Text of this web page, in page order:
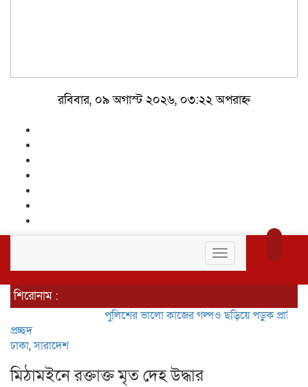
রবিবার, ০৯ অগাস্ট ২০২৬, ০৩:২২ অপরাহ্ন
Toggle
navigation
শিরোনাম :
পুলিশের ভালো কাজের গল্পও ছড়িয়ে পড়ুকপ্রাণিসম্পদ
প্রচ্ছদ
ঢাকা,সারাদেশ
মিঠামইনে রক্তাক্ত মৃত দেহ উদ্ধার